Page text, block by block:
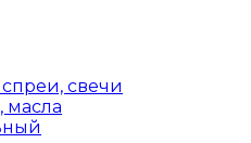
свечи
масла